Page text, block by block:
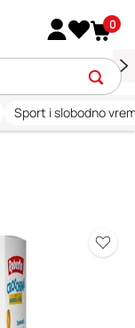
0
Sport i slobodno